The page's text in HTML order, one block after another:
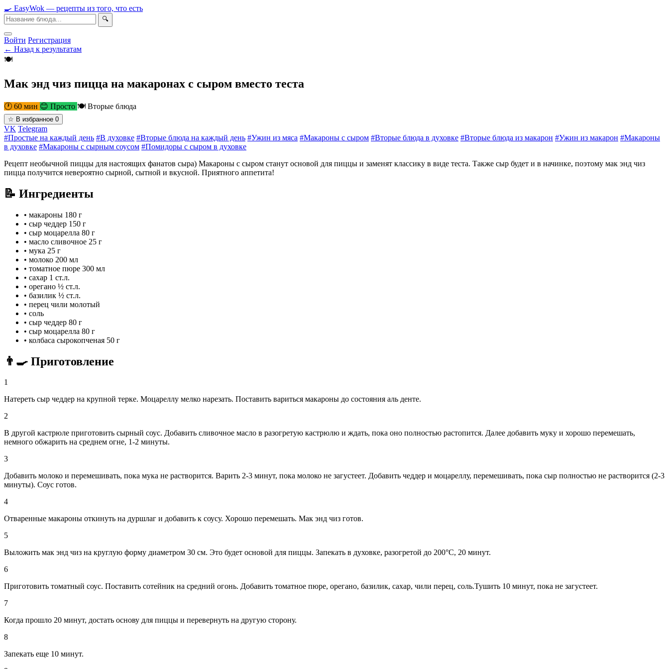
🍳 EasyWok — рецепты из того, что есть
🔍
Войти Регистрация
← Назад к результатам
🍽
Мак энд чиз пицца на макаронах с сыром вместо теста
🕐 60 мин 😊 Просто 🍽 Вторые блюда
☆ В избранное 0
VK Telegram
#Простые на каждый день #В духовке #Вторые блюда на каждый день #Ужин из мяса #Макароны с сыром #Вторые блюда в духовке #Вторые блюда из макарон #Ужин из макарон #Макароны
в духовке #Макароны с сырным соусом #Помидоры с сыром в духовке
Рецепт необычной пиццы для настоящих фанатов сыра) Макароны с сыром станут основой для пиццы и заменят классику в виде теста. Также сыр будет и в начинке, поэтому мак энд чиз
пицца получится невероятно сырной, сытной и вкусной. Приятного аппетита!
📝 Ингредиенты
• макароны 180 г
• сыр чеддер 150 г
• сыр моцарелла 80 г
• масло сливочное 25 г
• мука 25 г
• молоко 200 мл
• томатное пюре 300 мл
• сахар 1 ст.л.
• орегано ½ ст.л.
• базилик ½ ст.л.
• перец чили молотый
• соль
• сыр чеддер 80 г
• сыр моцарелла 80 г
• колбаса сырокопченая 50 г
👨‍🍳 Приготовление
1
Натереть сыр чеддер на крупной терке. Моцареллу мелко нарезать. Поставить вариться макароны до состояния аль денте.
2
В другой кастрюле приготовить сырный соус. Добавить сливочное масло в разогретую кастрюлю и ждать, пока оно полностью растопится. Далее добавить муку и хорошо перемешать,
немного обжарить на среднем огне, 1-2 минуты.
3
Добавить молоко и перемешивать, пока мука не растворится. Варить 2-3 минут, пока молоко не загустеет. Добавить чеддер и моцареллу, перемешивать, пока сыр полностью не растворится (2-3
минуты). Соус готов.
4
Отваренные макароны откинуть на дуршлаг и добавить к соусу. Хорошо перемешать. Мак энд чиз готов.
5
Выложить мак энд чиз на круглую форму диаметром 30 см. Это будет основой для пиццы. Запекать в духовке, разогретой до 200°С, 20 минут.
6
Приготовить томатный соус. Поставить сотейник на средний огонь. Добавить томатное пюре, орегано, базилик, сахар, чили перец, соль.Тушить 10 минут, пока не загустеет.
7
Когда прошло 20 минут, достать основу для пиццы и перевернуть на другую сторону.
8
Запекать еще 10 минут.